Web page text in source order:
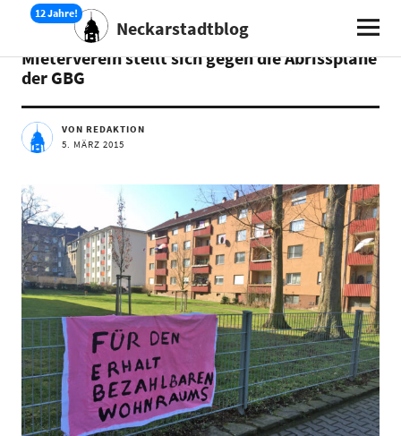
Neckarstadtblog
AKTUELLES
Mieterverein stellt sich gegen die Abrisspläne
der GBG
VON REDAKTION
5. MÄRZ 2015